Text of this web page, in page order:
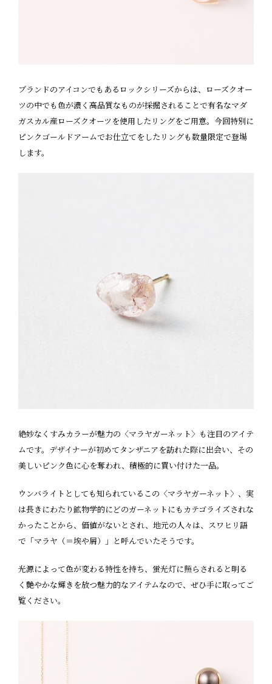
ブランドのアイコンでもあるロックシリーズからは、ローズクオー
ツの中でも色が濃く高品質なものが採掘されることで有名なマダ
ガスカル産ローズクオーツを使用したリングをご用意。今回特別に
ピンクゴールドアームでお仕立てをしたリングも数量限定で登場
します。
絶妙なくすみカラーが魅力の〈マラヤガーネット〉も注目のアイテ
ムです。デザイナーが初めてタンザニアを訪れた際に出会い、その
美しいピンク色に心を奪われ、積極的に買い付けた一品。
ウンバライトとしても知られているこの〈マラヤガーネット〉、実
は長きにわたり鉱物学的にどのガーネットにもカテゴライズされな
かったことから、価値がないとされ、地元の人々は、スワヒリ語
で「マラヤ（＝埃や屑）」と呼んでいたそうです。
光源によって色が変わる特性を持ち、蛍光灯に照らされると明る
く艶やかな輝きを放つ魅力的なアイテムなので、ぜひ手に取ってご
覧ください。